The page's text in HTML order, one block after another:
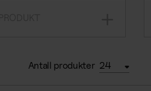
Antall produkter 24